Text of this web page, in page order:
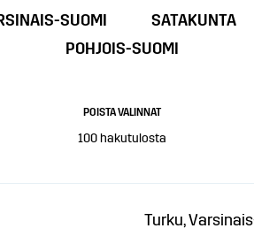
SUOMI SATAKUNTA
POHJOIS-SUOMI
POISTA VALINNAT
100hakutulosta
Turku,